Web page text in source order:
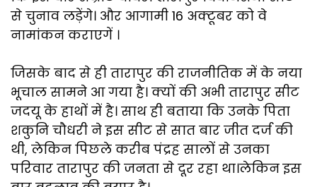
b
o
o
k
t
e
r
l g
r
a
m
s
p
p
e
से चुनाव लड़ेंगे। और आगामी 16 अक्टूबर को वे
नामांकन कराएगें ।
जिसके बाद से ही तारापुर की राजनीतिक में के नया
भूचाल सामने आ गया है। क्यों की अभी तारापुर सीट
जदयू के हाथों में है। साथ ही बताया कि उनके पिता
शकुनि चौधरी ने इस सीट से सात बार जीत दर्ज की
थी, लेकिन पिछले करीब पंद्रह सालों से उनका
परिवार तारापुर की जनता से दूर रहा था।लेकिन इस